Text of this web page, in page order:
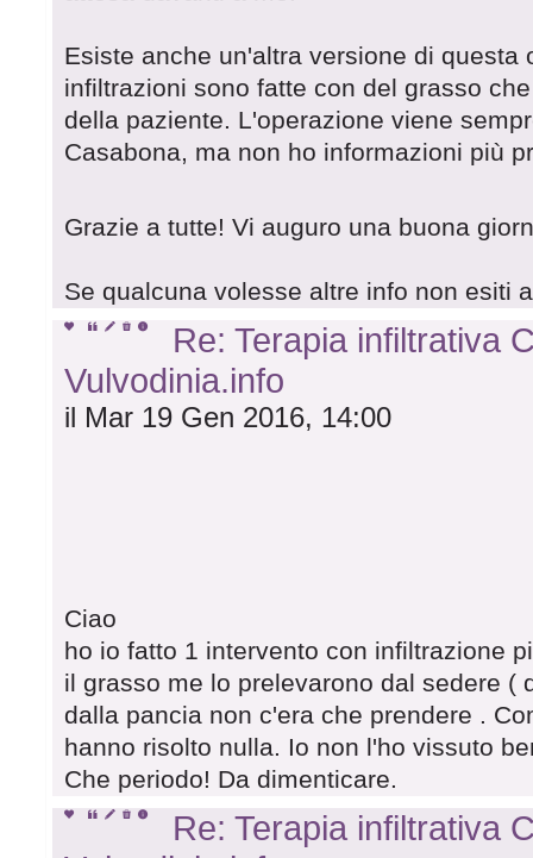
Esiste anche un'altra versione di questa
infiltrazioni sono fatte con del grasso
della paziente. L'operazione viene
Casabona, ma non ho informazioni più
Grazie a tutte! Vi auguro una buona
Se qualcuna volesse altre info non esiti
Re: Terapia infiltrativa
Vulvodinia.info
il Mar 19 Gen 2016, 14:00
Ciao
ho io fatto 1 intervento con infiltrazione
il grasso me lo prelevarono dal sedere (
dalla pancia non c'era che prendere .
hanno risolto nulla. Io non l'ho vissuto
Che periodo! Da dimenticare.
Re: Terapia infiltrativa